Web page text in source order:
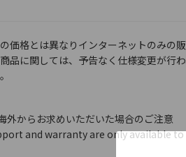
価格とは異なりインターネットのみの販
品に関しては、予告なく仕様変更が行
からお求めいただいた場合のご注意
and warranty are only available to